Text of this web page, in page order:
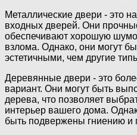
Металлические двери - это
входных дверей. Они
обеспечивают хорошую
взлома. Однако, они могут
эстетичными, чем другие
Деревянные двери - это
вариант. Они могут быть
дерева, что позволяет
интерьер вашего дома.
быть подвержены гниению